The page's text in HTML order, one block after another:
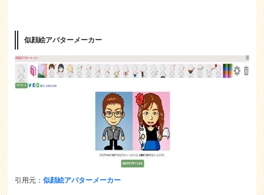
似顔絵アバターメーカー
引用元：似顔絵アバターメーカー